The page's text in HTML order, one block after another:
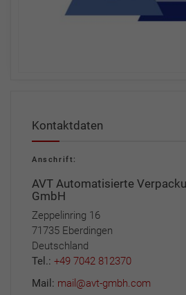
Kontaktdaten
Anschrift:
AVT Automatisierte
GmbH
Zeppelinring 16
71735 Eberdingen
Deutschland
Tel.: +49 7042 812370
Mail: mail@avt-gmbh.com